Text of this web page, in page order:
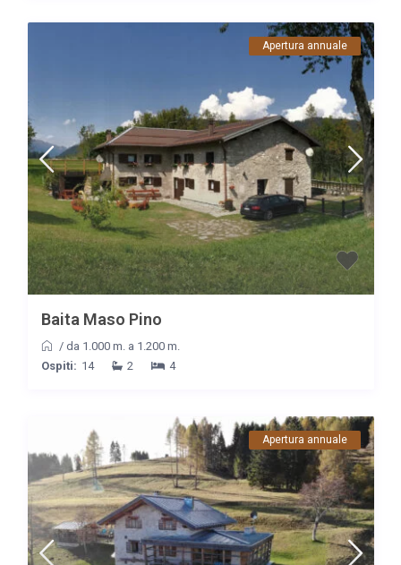
Apertura annuale
Baita Maso Pino
/ da 1.000 m. a 1.200 m.
Ospiti: 14 2 4
Apertura annuale